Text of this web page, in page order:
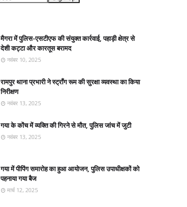
मैगरा में पुलिस-एसटीएफ की संयुक्त कार्रवाई, पहाड़ी क्षेत्र से
देशी कट्टा और कारतूस बरामद
नवंबर 10, 2025
रामपुर थाना प्रभारी ने स्ट्रॉंग रूम की सुरक्षा व्यवस्था का किया
निरीक्षण
नवंबर 13, 2025
गया के कोंच में व्यक्ति की गिरने से मौत, पुलिस जांच में जुटी
नवंबर 13, 2025
गया में पीपिंग समारोह का हुआ आयोजन, पुलिस उपाधीक्षकों को
पहनाया गया बैज
मार्च 12, 2025